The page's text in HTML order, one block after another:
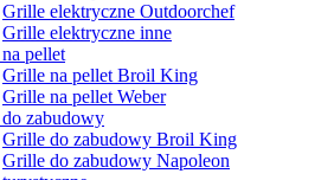
Grille elektryczne Outdoorchef
Grille elektryczne inne
pellet
Grille na pellet Broil King
Grille na pellet Weber
zabudowy
Grille do zabudowy Broil King
Grille do zabudowy Napoleon